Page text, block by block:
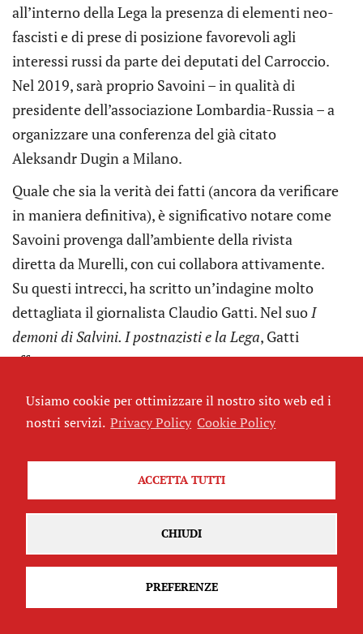
all’interno della Lega la presenza di elementi neo-
fascisti e di prese di posizione favorevoli agli
interessi russi da parte dei deputati del Carroccio.
Nel 2019, sarà proprio Savoini – in qualità di
presidente dell’associazione Lombardia-Russia – a
organizzare una conferenza del già citato
Aleksandr Dugin a Milano.
Quale che sia la verità dei fatti (ancora da verificare
in maniera definitiva), è significativo notare come
Savoini provenga dall’ambiente della rivista
diretta da Murelli, con cui collabora attivamente.
Su questi intrecci, ha scritto un’indagine molto
dettagliata il giornalista Claudio Gatti. Nel suoI
demoni di Salvini. I postnazisti e la Lega, Gatti
afferma:
Cremlino è infatti uno dei risultati
della campagna di infiltrazione
politica e condotta da quelli che
chiamo i “postnazisti di Saluzzo”
[Murelli e il circolo legato a “Orion”,
che aveva appunto sede a Saluzzo,
Usiamo cookie per ottimizzare il nostro sito web ed i
nostri servizi. Privacy Policy Cookie Policy
ACCETTA TUTTI
CHIUDI
PREFERENZE